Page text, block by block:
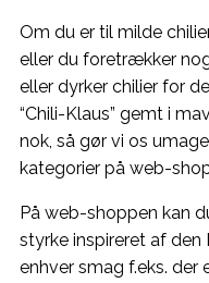
Om du er til milde
eller du foretrækker
eller dyrker chilier for
“Chili-Klaus” gemt i
nok, så gør vi os
kategorier på web-
På web-shoppen kan
styrke inspireret af den
enhver smag f.eks. der